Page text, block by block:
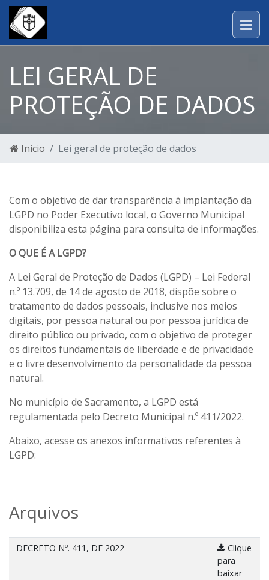
LEI GERAL DE
PROTEÇÃO DE DADOS
Início Lei geral de proteção de dados
Com o objetivo de dar transparência à implantação da
LGPD no Poder Executivo local, o Governo Municipal
disponibiliza esta página para consulta de informações.
O QUE É A LGPD?
A Lei Geral de Proteção de Dados (LGPD) – Lei Federal
n.º 13.709, de 14 de agosto de 2018, dispõe sobre o
tratamento de dados pessoais, inclusive nos meios
digitais, por pessoa natural ou por pessoa jurídica de
direito público ou privado, com o objetivo de proteger
os direitos fundamentais de liberdade e de privacidade
e o livre desenvolvimento da personalidade da pessoa
natural.
No município de Sacramento, a LGPD está
regulamentada pelo Decreto Municipal n.º 411/2022.
Abaixo, acesse os anexos informativos referentes à
LGPD:
Arquivos
DECRETO Nº. 411, DE 2022
Clique
para
baixar